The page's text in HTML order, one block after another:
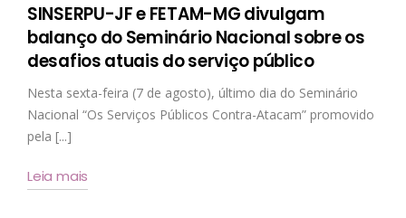
SINSERPU-JF e FETAM-MG divulgam
balanço do Seminário Nacional sobre os
desafios atuais do serviço público
Nesta sexta-feira (7 de agosto), último dia do Seminário
Nacional “Os Serviços Públicos Contra-Atacam” promovido
pela [...]
Leia mais